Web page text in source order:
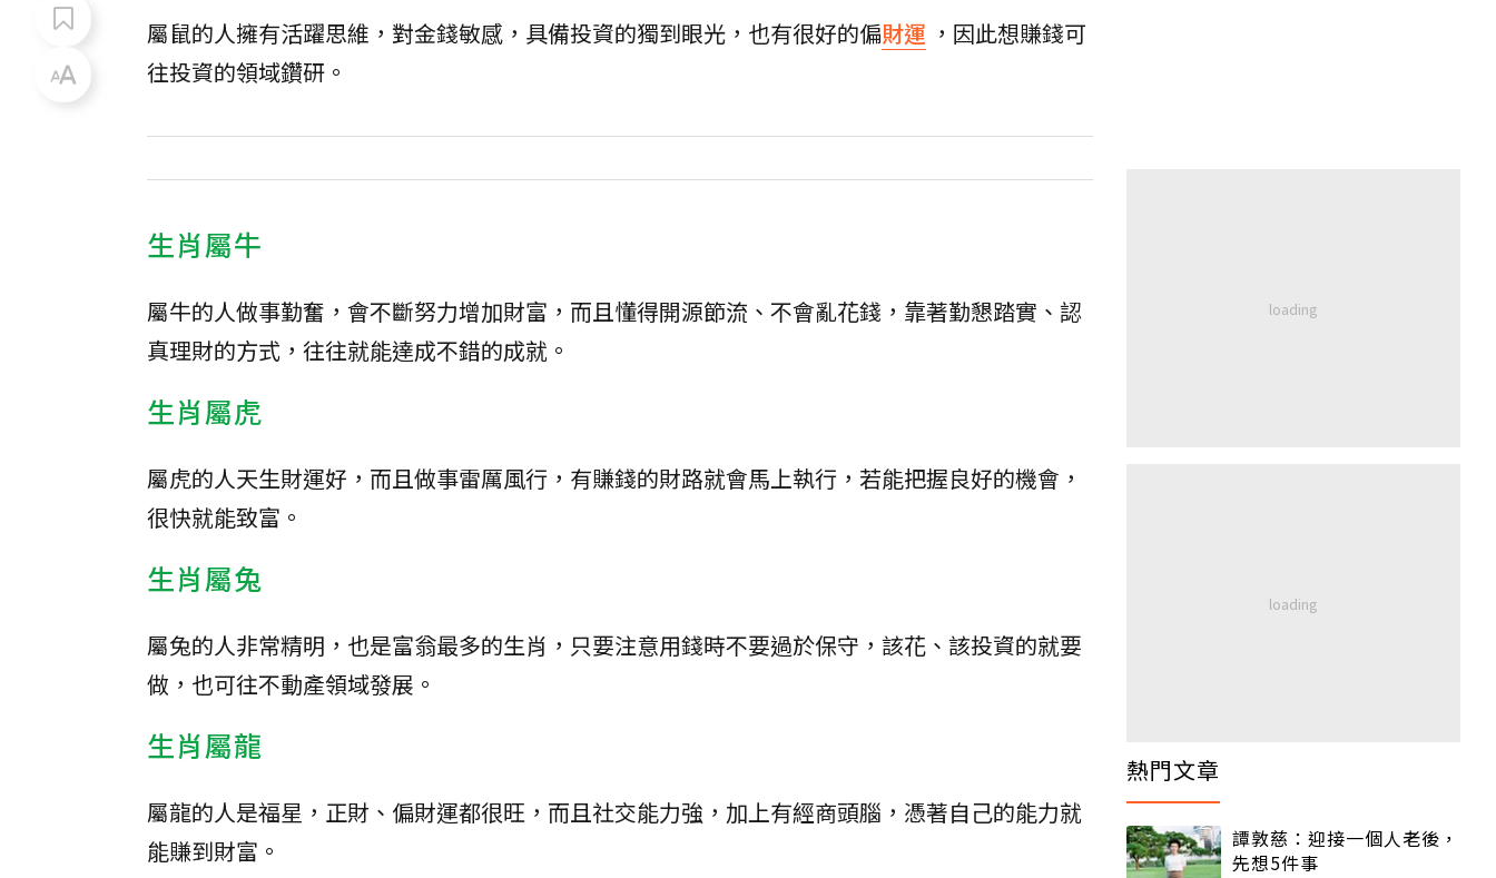
屬鼠的人擁有活躍思維，對金錢敏感，具備投資的獨到眼光，也有很好的偏財運 ，因此想賺錢可
往投資的領域鑽研。
生肖屬牛
屬牛的人做事勤奮，會不斷努力增加財富，而且懂得開源節流、不會亂花錢，靠著勤懇踏實、認
真理財的方式，往往就能達成不錯的成就。
生肖屬虎
屬虎的人天生財運好，而且做事雷厲風行，有賺錢的財路就會馬上執行，若能把握良好的機會，
很快就能致富。
生肖屬兔
屬兔的人非常精明，也是富翁最多的生肖，只要注意用錢時不要過於保守，該花、該投資的就要
做，也可往不動產領域發展。
生肖屬龍
屬龍的人是福星，正財、偏財運都很旺，而且社交能力強，加上有經商頭腦，憑著自己的能力就
能賺到財富。
熱門文章
譚敦慈：迎接一個人老後，
先想5件事